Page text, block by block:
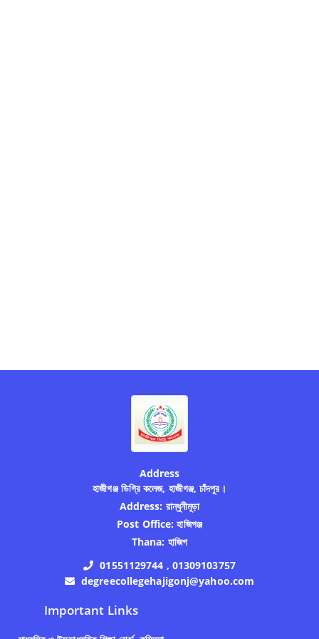
Address
হাজীগঞ্জ ডিগ্রি কলেজ, হাজীগঞ্জ, চাঁদপুর।
Address: রান্ধুনীমূড়া
Post Office: হাজিগঞ্জ
Thana: হাজিগ
01551129744 , 01309103757
degreecollegehajigonj@yahoo.com
Important Links